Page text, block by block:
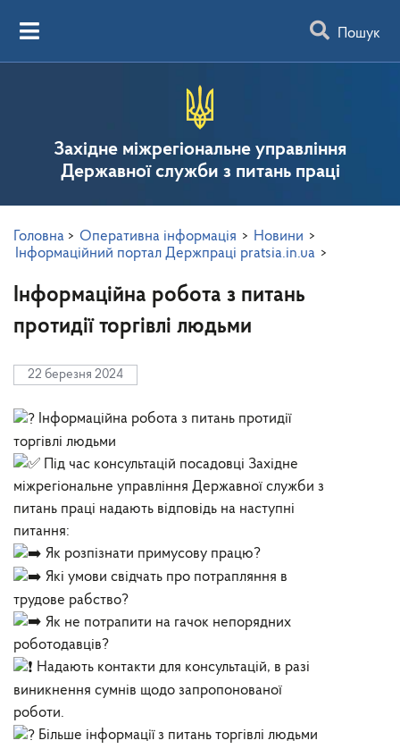
Пошук
Західне міжрегіональне управління
Державної служби з питань праці
Головна > Оперативна інформація > Новини >
Інформаційний портал Держпраці pratsia.in.ua >
Інформаційна робота з питань
протидії торгівлі людьми
22 березня 2024
Інформаційна робота з питань протидії
торгівлі людьми
Під час консультацій посадовці Західне
міжрегіональне управління Державної служби з
питань праці надають відповідь на наступні
питання:
Як розпізнати примусову працю?
Які умови свідчать про потрапляння в
трудове рабство?
Як не потрапити на гачок непорядних
роботодавців?
Надають контакти для консультацій, в разі
виникнення сумнів щодо запропонованої
роботи.
Більше інформації з питань торгівлі людьми